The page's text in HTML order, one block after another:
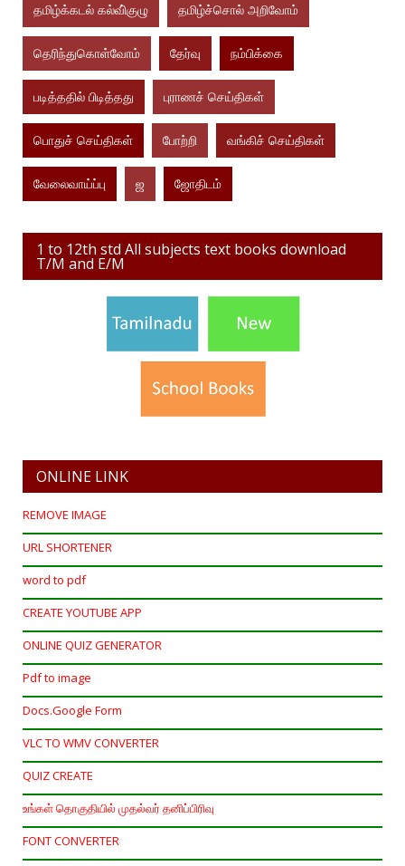
தமிழ்க்கடல் கல்வி்குழு தமிழ்ச்சொல் அறிவோம்
தெரிந்துகொள்வோம் தேர்வு நம்பிக்கை
படித்ததில் பிடித்தது புராணச் செய்திகள்
பொதுச் செய்திகள் போற்றி வங்கிச் செய்திகள்
வேலைவாய்ப்பு ஜ ஜோதிடம்
1 to 12th std All subjects text books download
T/M and E/M
ONLINE LINK
REMOVE IMAGE
URL SHORTENER
word to pdf
CREATE YOUTUBE APP
ONLINE QUIZ GENERATOR
Pdf to image
Docs.Google Form
VLC TO WMV CONVERTER
QUIZ CREATE
உங்கள் தொகுதியில் முதல்வர் தனிப்பிரிவு
FONT CONVERTER